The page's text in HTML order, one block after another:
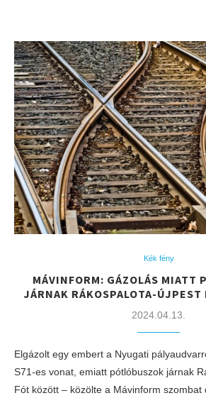
Kék fény
MÁVINFORM: GÁZOLÁS MIATT
JÁRNAK RÁKOSPALOTA-ÚJPEST
2024.04.13.
Elgázolt egy embert a Nyugati
S71-es vonat, emiatt pótlóbuszok járnak
Fót között – közölte a Mávinform szombat